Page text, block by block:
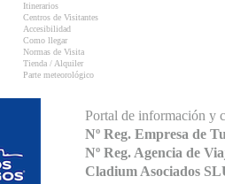
Itinerarios
Centros de Visitantes
Accesibilidad
Como llegar
Normas de Visita
Tienda / Alquiler
Parte meteorológico
Portal de información y
Nº Reg. Empresa de
Nº Reg. Agencia de
Cladium Asociados